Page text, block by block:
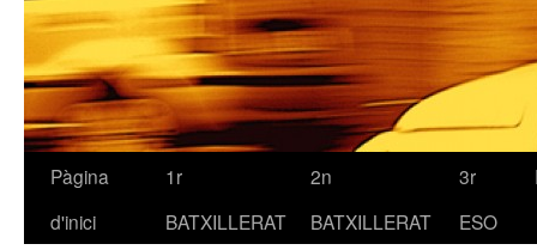
Vés
Pàgina
d'inici
1r
BATXILLERAT
2n
BATXILLERAT
3r
ESO